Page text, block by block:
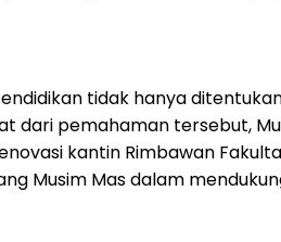
tidak hanya
pemahaman tersebut,
kantin Rimbawan
Musim Mas dalam